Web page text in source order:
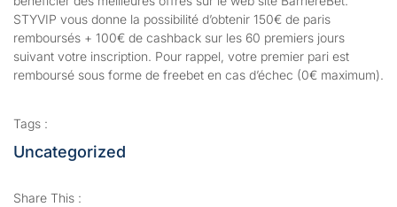
STYVIP vous donne la possibilité d’obtenir 150€ de paris
remboursés + 100€ de cashback sur les 60 premiers jours
suivant votre inscription. Pour rappel, votre premier pari est
remboursé sous forme de freebet en cas d’échec (0€ maximum).
Tags :
Uncategorized
Share This :